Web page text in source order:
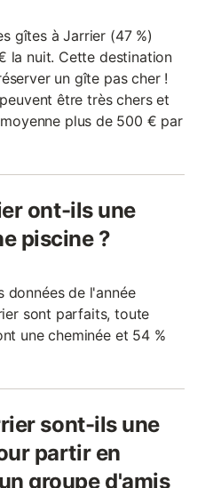
gîtes à Jarrier (47 %)
la nuit. Cette destination
un gîte pas cher !
être très chers et
plus de 500 € par
ont-ils une
piscine ?
données de l'année
sont parfaits, toute
une cheminée et 54 %
sont-ils une
partir en
groupe d'amis